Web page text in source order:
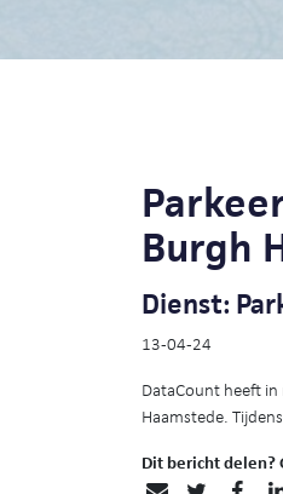
Burgh
Dienst:
13-04-24
DataCount heeft
Haamstede.
Dit bericht delen?